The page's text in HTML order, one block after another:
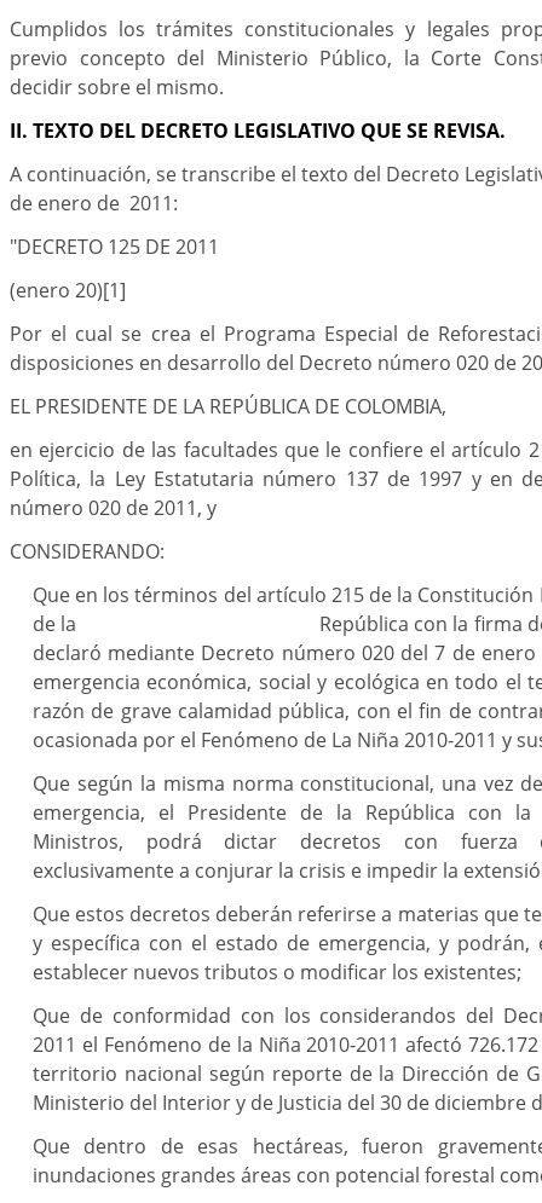
Cumplidos los trámites constitucionales y legales
previo concepto del Ministerio Público, la Corte
decidir sobre el mismo.
II. TEXTO DEL DECRETO LEGISLATIVO QUE SE REVISA.
A continuación, se transcribe el texto del Decreto
de enero de 2011:
"DECRETO 125 DE 2011
(enero 20)[1]
Por el cual se crea el Programa Especial de
disposiciones en desarrollo del Decreto número 020 de
EL PRESIDENTE DE LA REPÚBLICA DE COLOMBIA,
en ejercicio de las facultades que le confiere el artículo
Política, la Ley Estatutaria número 137 de 1997 y en
número 020 de 2011, y
CONSIDERANDO:
Que en los términos del artículo 215 de la Constitución
de la República con la firma de
declaró mediante Decreto número 020 del 7 de
emergencia económica, social y ecológica en todo el
razón de grave calamidad pública, con el fin de
ocasionada por el Fenómeno de La Niña 2010-2011 y
Que según la misma norma constitucional, una vez
emergencia, el Presidente de la República con
Ministros, podrá dictar decretos con fuerza
exclusivamente a conjurar la crisis e impedir la
Que estos decretos deberán referirse a materias que
y específica con el estado de emergencia, y
establecer nuevos tributos o modificar los existentes;
Que de conformidad con los considerandos del
2011 el Fenómeno de la Niña 2010-2011 afectó
territorio nacional según reporte de la Dirección de
Ministerio del Interior y de Justicia del 30 de diciembre
Que dentro de esas hectáreas, fueron
inundaciones grandes áreas con potencial forestal